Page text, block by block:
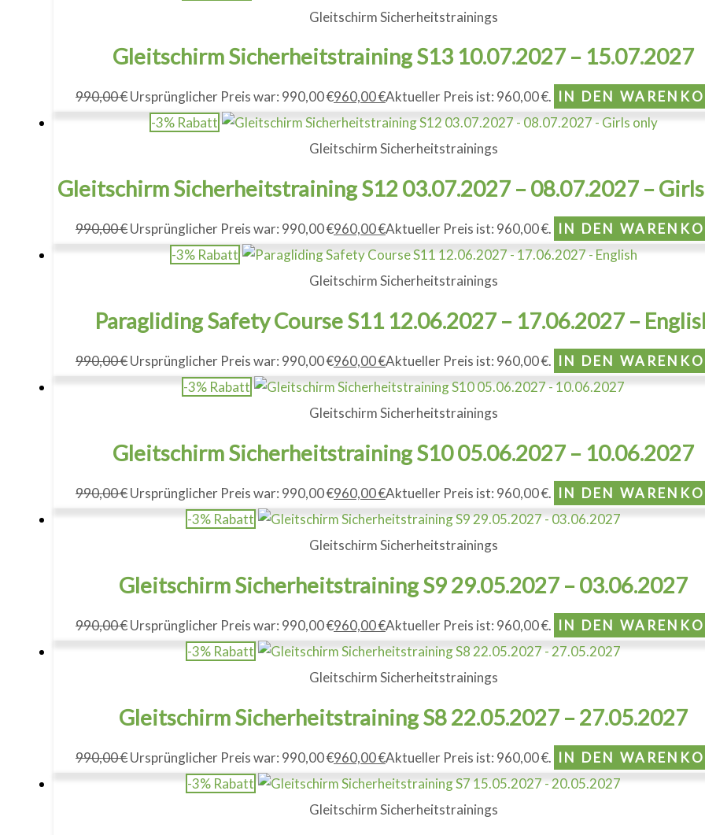
Gleitschirm Sicherheitstrainings
Gleitschirm Sicherheitstraining S13 10.07.2027 – 15.07.2027
990,00€Ursprünglicher Preis war: 990,00 €960,00€Aktueller Preis ist: 960,00 €. IN DEN
-3% Rabatt
Gleitschirm Sicherheitstrainings
Gleitschirm Sicherheitstraining S12 03.07.2027 – 08.07.2027 –
990,00€Ursprünglicher Preis war: 990,00 €960,00€Aktueller Preis ist: 960,00 €. IN DEN
-3% Rabatt
Gleitschirm Sicherheitstrainings
Paragliding Safety Course S11 12.06.2027 – 17.06.2027 –
990,00€Ursprünglicher Preis war: 990,00 €960,00€Aktueller Preis ist: 960,00 €. IN DEN
-3% Rabatt
Gleitschirm Sicherheitstrainings
Gleitschirm Sicherheitstraining S10 05.06.2027 – 10.06.2027
990,00€Ursprünglicher Preis war: 990,00 €960,00€Aktueller Preis ist: 960,00 €. IN DEN
-3% Rabatt
Gleitschirm Sicherheitstrainings
Gleitschirm Sicherheitstraining S9 29.05.2027 – 03.06.2027
990,00€Ursprünglicher Preis war: 990,00 €960,00€Aktueller Preis ist: 960,00 €. IN DEN
-3% Rabatt
Gleitschirm Sicherheitstrainings
Gleitschirm Sicherheitstraining S8 22.05.2027 – 27.05.2027
990,00€Ursprünglicher Preis war: 990,00 €960,00€Aktueller Preis ist: 960,00 €. IN DEN
-3% Rabatt
Gleitschirm Sicherheitstrainings